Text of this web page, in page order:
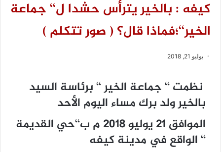
كيفه : بالخير يترأس حشدا ل‘‘ جماعة
الخير‘‘؛فماذا قال؟ ( صور تتكلم )
يوليو 21, 2018
نظمت ‘‘ جماعة الخير ‘‘ برئاسة السيد
بالخير ولد برك مساء اليوم الأحد
الموافق 21 يوليو 2018 م ب‘‘حي القديمة
‘‘ الواقع في مدينة كيفه